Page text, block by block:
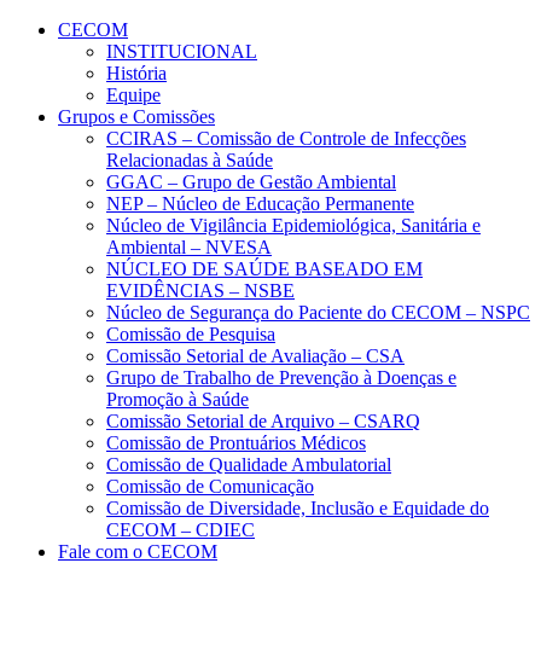
Conteúdo principal
CECOM
INSTITUCIONAL
História
Equipe
Grupos e Comissões
CCIRAS – Comissão de Controle de Infecções
Relacionadas à Saúde
GGAC – Grupo de Gestão Ambiental
NEP – Núcleo de Educação Permanente
Núcleo de Vigilância Epidemiológica, Sanitária e
Ambiental – NVESA
NÚCLEO DE SAÚDE BASEADO EM
EVIDÊNCIAS – NSBE
Núcleo de Segurança do Paciente do CECOM – NSPC
Comissão de Pesquisa
Comissão Setorial de Avaliação – CSA
Grupo de Trabalho de Prevenção à Doenças e
Promoção à Saúde
Comissão Setorial de Arquivo – CSARQ
Comissão de Prontuários Médicos
Comissão de Qualidade Ambulatorial
Comissão de Comunicação
Comissão de Diversidade, Inclusão e Equidade do
CECOM – CDIEC
Fale com o CECOM